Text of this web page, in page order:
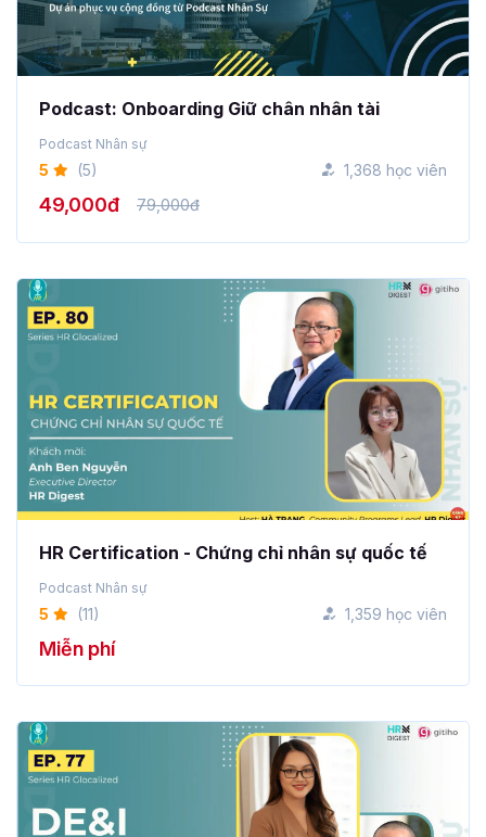
Podcast: Onboarding Giữ chân nhân tài
Podcast Nhân sự
5 (5) 1,368 học viên
49,000đ 79,000đ
HR Certification - Chứng chỉ nhân sự quốc tế
Podcast Nhân sự
5 (11) 1,359 học viên
Miễn phí